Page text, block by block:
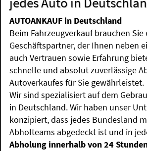
AUTOANKAUF in Deutschland
Beim Fahrzeugverkauf brauchen Sie
Geschäftspartner, der Ihnen neben
auch Vertrauen sowie Erfahrung
schnelle und absolut zuverlässige
Autoverkaufes für Sie gewährleistet.
Wir sind spezialisiert auf dem
in Deutschland. Wir haben unser
konzipiert, dass jedes Bundesland
Abholteams abgedeckt ist und in
Abholung innerhalb von 24